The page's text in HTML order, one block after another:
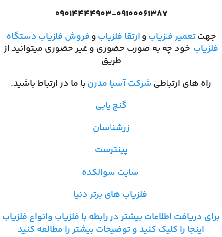
۰۹۰۱۴۴۴۴۹۰۳-۰۹۱۰۰۰۶۱۳۸۷
جهتتعمیر فلزیابوارتقا فلزیابوفروش فلزیابدستگاه
فلزیاب خود چه به صورت حضوری و غیر حضوری میتوانید از
طریق
راه های ارتباطیشرکت آسیا مدرنبا ما در ارتباط باشید.
گنج یابی
زرشناسان
پینترست
سایت سوالکده
فلزیاب های برتر دنیا
برای دریافت اطلاعات بیشتر در رابطه با فلزیاب وانواع فلزیاب
اینجا را کلیک کنید و توضیحات بیشتر را مطالعه کنید